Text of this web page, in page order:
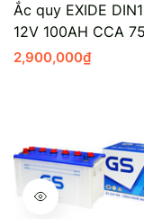
Ắc quy EXIDE
12V 100AH CCA
2,900,000₫